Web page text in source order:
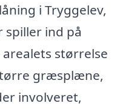
i Tryggelev,
ind på
størrelse
græsplæne,
involveret,